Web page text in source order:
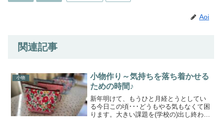
Aoi
関連記事
小物
小物作り～気持ちを落ち着かせる
ための時間♪
新年明けて、もうひと月経とうとしてい
る今日この頃･･･どうもやる気もなくて困
ります。大きい課題を(学校の)出し終わっ